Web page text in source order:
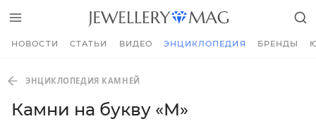
НОВОСТИ СТАТЬИ ВИДЕО ЭНЦИКЛОПЕДИЯ БРЕНДЫ
ЭНЦИКЛОПЕДИЯ КАМНЕЙ
Камни на букву «М»